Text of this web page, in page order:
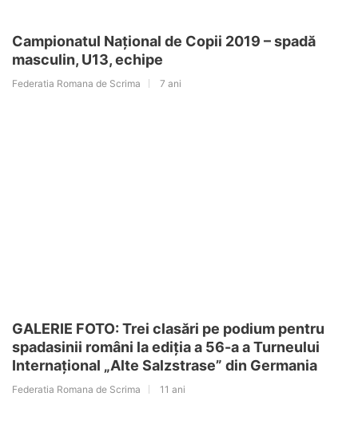
Campionatul Național de Copii 2019 – spadă
masculin, U13, echipe
Federatia Romana de Scrima 7 ani
GALERIE FOTO: Trei clasări pe podium pentru
spadasinii români la ediția a 56-a a Turneului
Internațional „Alte Salzstrase” din Germania
Federatia Romana de Scrima 11 ani